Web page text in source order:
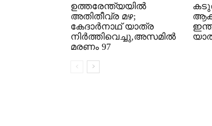
ഉത്തരേന്ത്യയിൽ
അതിതീവ്ര മഴ;
കേദാർനാഥ് യാത്ര
നിർത്തിവെച്ചു,അസമിൽ
മരണം 97